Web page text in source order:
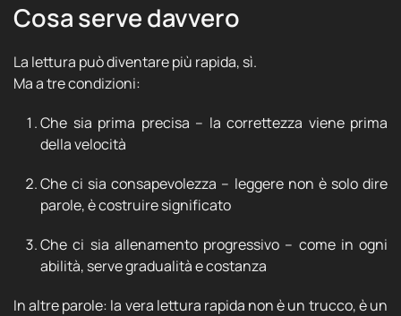
Cosa serve davvero
La lettura può diventare più rapida, sì.
Ma a tre condizioni:
Che sia prima precisa – la correttezza viene prima
della velocità
Che ci sia consapevolezza – leggere non è solo dire
parole, è costruire significato
Che ci sia allenamento progressivo – come in ogni
abilità, serve gradualità e costanza
In altre parole: la vera lettura rapida non è un trucco, è un